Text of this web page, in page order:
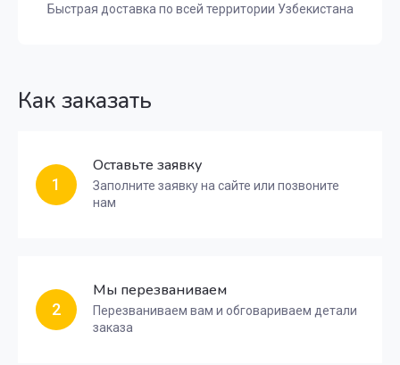
Быстрая доставка по всей территории Узбекистана
Как заказать
1
Оставьте заявку
Заполните заявку на сайте или позвоните
нам
2
Мы перезваниваем
Перезваниваем вам и обговариваем детали
заказа